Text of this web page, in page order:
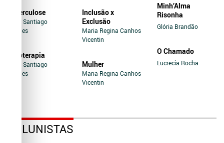
Tuberculose
Jairo Santiago
Novaes
Soroterapia
Jairo Santiago
Novaes
Inclusão x
Exclusão
Maria Regina Canhos
Vicentin
Mulher
Maria Regina Canhos
Vicentin
Minh’Alma
Risonha
Glória Brandão
O Chamado
Lucrecia Rocha
COLUNISTAS